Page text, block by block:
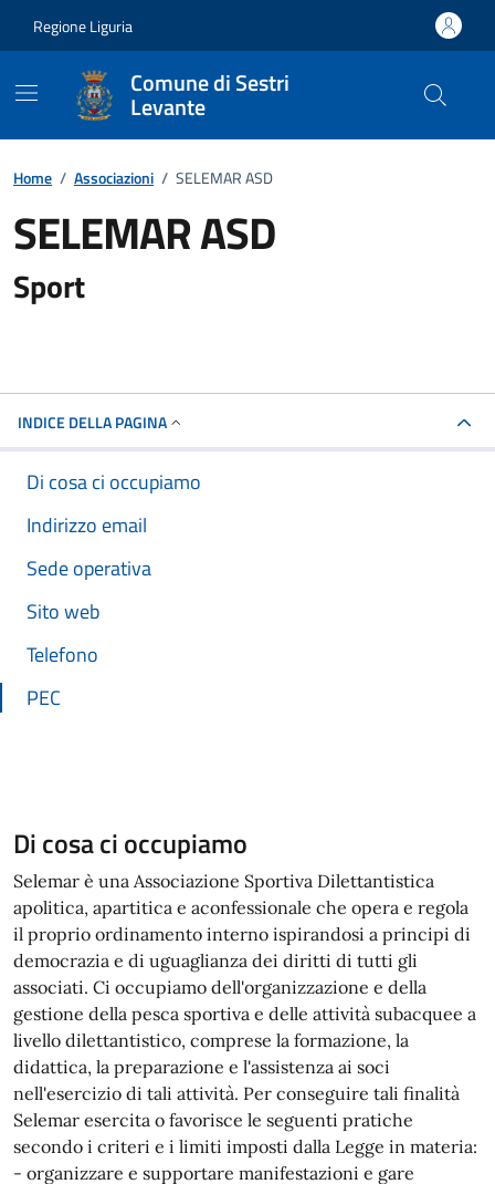
Regione Liguria
Comune di Sestri
Levante
Home / Associazioni / SELEMAR ASD
SELEMAR ASD
Sport
INDICE DELLA PAGINA
Di cosa ci occupiamo
Indirizzo email
Sede operativa
Sito web
Telefono
PEC
Di cosa ci occupiamo
Selemar è una Associazione Sportiva Dilettantistica
apolitica, apartitica e aconfessionale che opera e regola
il proprio ordinamento interno ispirandosi a principi di
democrazia e di uguaglianza dei diritti di tutti gli
associati. Ci occupiamo dell'organizzazione e della
gestione della pesca sportiva e delle attività subacquee a
livello dilettantistico, comprese la formazione, la
didattica, la preparazione e l'assistenza ai soci
nell'esercizio di tali attività. Per conseguire tali finalità
Selemar esercita o favorisce le seguenti pratiche
secondo i criteri e i limiti imposti dalla Legge in materia:
- organizzare e supportare manifestazioni e gare